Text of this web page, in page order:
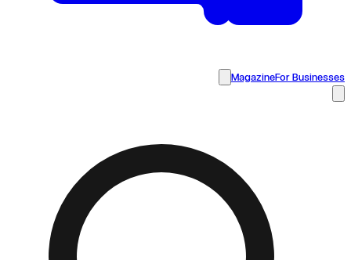
MagazineFor Businesses